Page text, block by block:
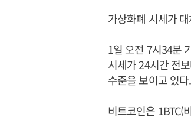
가상화폐 시세가
1일 오전 7시34분
시세가 24시간 전
수준을 보이고 있다.
비트코인은 1BTC(